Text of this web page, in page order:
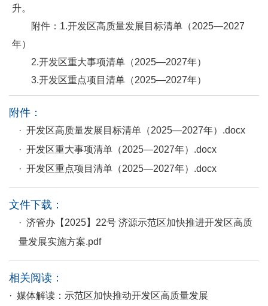
升。
附件：1.开发区高质量发展目标清单（2025—2027
年）
2.开发区重大事项清单（2025—2027年）
3.开发区重点项目清单（2025—2027年）
附件：
· 开发区高质量发展目标清单（2025—2027年）.docx
· 开发区重大事项清单（2025—2027年）.docx
· 开发区重点项目清单（2025—2027年）.docx
文件下载：
· 济管办【2025】22号 济源示范区加快推进开发区高质
量发展实施方案.pdf
相关阅读：
· 媒体解读：示范区加快推动开发区高质量发展